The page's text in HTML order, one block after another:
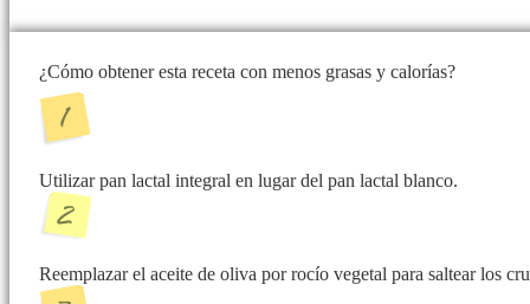
¿Cómo obtener esta receta con menos grasas y calorías?
Utilizar pan lactal integral en lugar del pan lactal blanco.
Reemplazar el aceite de oliva por rocío vegetal para saltear los